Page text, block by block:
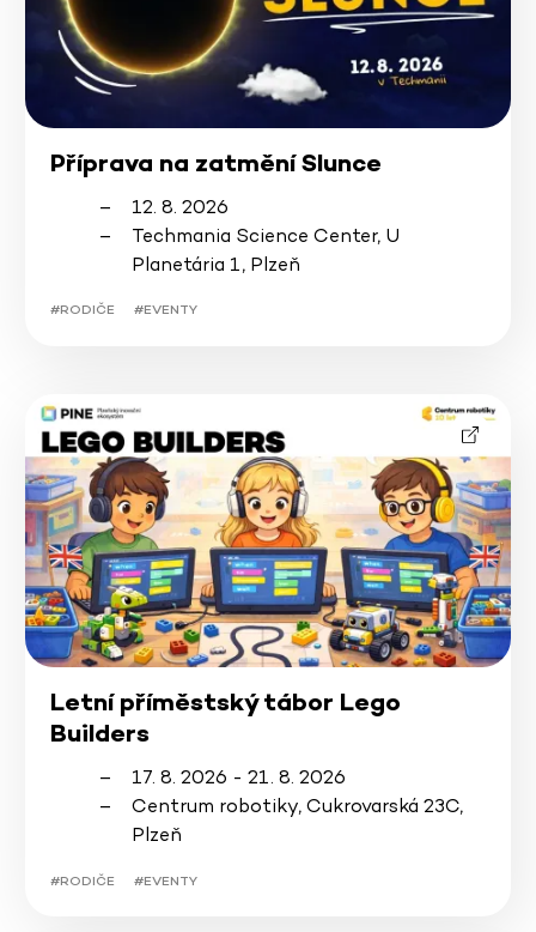
Příprava na zatmění Slunce
12. 8. 2026
Techmania Science Center, U
Planetária 1, Plzeň
#RODIČE #EVENTY
Letní příměstský tábor Lego
Builders
17. 8. 2026 - 21. 8. 2026
Centrum robotiky, Cukrovarská 23C,
Plzeň
#RODIČE #EVENTY